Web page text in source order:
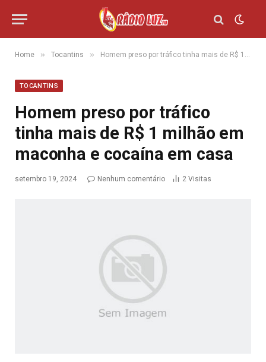
Home » Tocantins » Homem preso por tráfico tinha mais de R$ 1 milhão em maconha e cocaína em casa
TOCANTINS
Homem preso por tráfico
tinha mais de R$ 1 milhão em
maconha e cocaína em casa
setembro 19, 2024 Nenhum comentário 2 Visitas